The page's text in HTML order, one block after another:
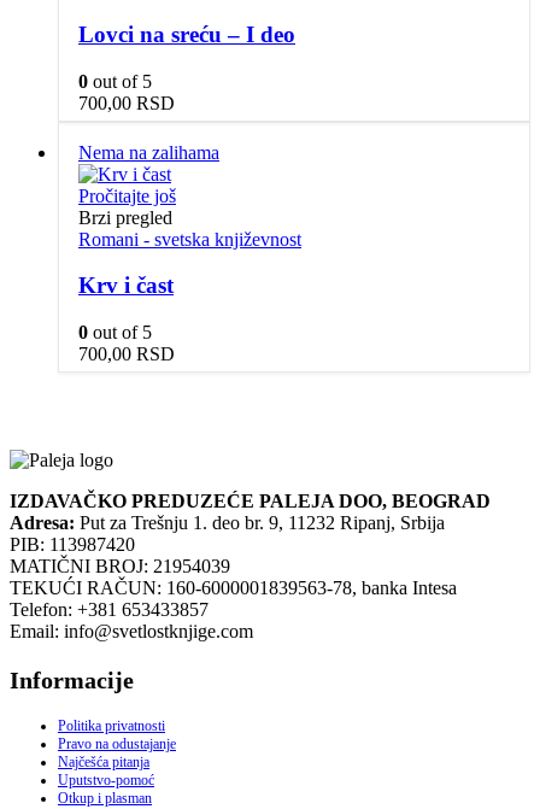
Lovci na sreću – I deo
0 out of 5
700,00 RSD
Nema na zalihama
Pročitajte još
Brzi pregled
Romani - svetska književnost
Krv i čast
0 out of 5
700,00 RSD
IZDAVAČKO PREDUZEĆE PALEJA DOO, BEOGRAD
Adresa: Put za Trešnju 1. deo br. 9, 11232 Ripanj, Srbija
PIB: 113987420
MATIČNI BROJ: 21954039
TEKUĆI RAČUN: 160-6000001839563-78, banka Intesa
Telefon: +381 653433857
Email: info@svetlostknjige.com
Informacije
Politika privatnosti
Pravo na odustajanje
Najčešća pitanja
Uputstvo-pomoć
Otkup i plasman